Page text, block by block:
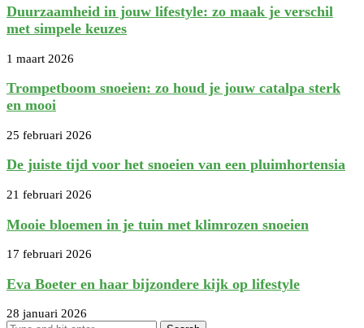
Duurzaamheid in jouw lifestyle: zo maak je verschil
met simpele keuzes
1 maart 2026
Trompetboom snoeien: zo houd je jouw catalpa sterk
en mooi
25 februari 2026
De juiste tijd voor het snoeien van een pluimhortensia
21 februari 2026
Mooie bloemen in je tuin met klimrozen snoeien
17 februari 2026
Eva Boeter en haar bijzondere kijk op lifestyle
28 januari 2026